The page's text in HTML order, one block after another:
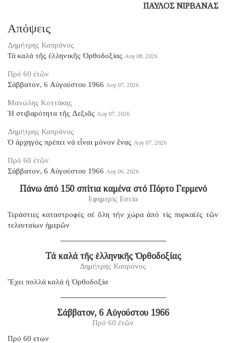
ΠΑΥΛΟΣ ΝΙΡΒΑΝΑΣ
Απόψεις
Δημήτρης Καπράνος
Τά καλά τῆς ἑλληνικῆς Ὀρθοδοξίας Αυγ 08, 2026
Πρό 60 ἐτῶν
Σάββατον, 6 Αὐγούστου 1966 Αυγ 07, 2026
Μανώλης Κοττάκης
Ἡ στιβαρότητα τῆς Δεξιᾶς Αυγ 07, 2026
Δημήτρης Καπράνος
Ὁ ἀρχηγός πρέπει νά εἶναι μόνον ἕνας Αυγ 07, 2026
Πρό 60 ἐτῶν
Σάββατον, 6 Αὐγούστου 1966 Αυγ 06, 2026
Πάνω ἀπό 150 σπίτια καμένα στό Πόρτο Γερμενό
Εφημερίς Εστία
Τεράστιες καταστροφές σέ ὅλη τήν χώρα ἀπό τίς πυρκαϊές τῶν
τελευταίων ἡμερῶν
Τά καλά τῆς ἑλληνικῆς Ὀρθοδοξίας
Δημήτρης Καπράνος
Ἔχει πολλά καλά ἡ Ὀρθοδοξία
Σάββατον, 6 Αὐγούστου 1966
Πρό 60 ἐτῶν
Πρό 60 ετων